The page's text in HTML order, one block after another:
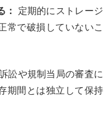
：
定期的にストレージ
常で破損していないこ
訟や規制当局の審査に
期間とは独立して保持